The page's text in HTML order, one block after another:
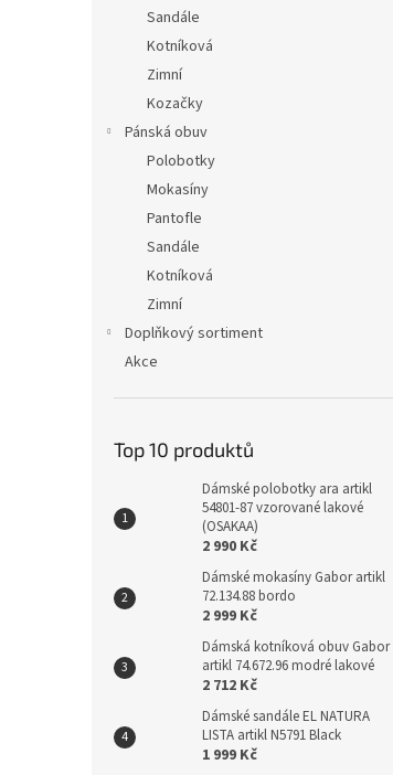
Sandále
Kotníková
Zimní
Kozačky
Pánská obuv
Polobotky
Mokasíny
Pantofle
Sandále
Kotníková
Zimní
Doplňkový sortiment
Akce
Top 10 produktů
Dámské polobotky ara artikl
54801-87 vzorované lakové
(OSAKAA)
2 990 Kč
Dámské mokasíny Gabor artikl
72.134.88 bordo
2 999 Kč
Dámská kotníková obuv Gabor
artikl 74.672.96 modré lakové
2 712 Kč
Dámské sandále EL NATURA
LISTA artikl N5791 Black
1 999 Kč